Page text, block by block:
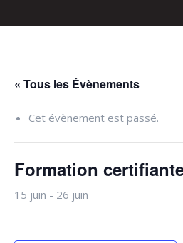
« Tous les Évènements
Cet évènement est passé.
Formation
15 juin - 26 juin